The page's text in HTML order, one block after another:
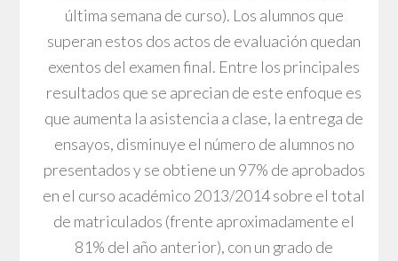
última semana de curso). Los alumnos que
superan estos dos actos de evaluación quedan
exentos del examen final. Entre los principales
resultados que se aprecian de este enfoque es
que aumenta la asistencia a clase, la entrega de
ensayos, disminuye el número de alumnos no
presentados y se obtiene un 97% de aprobados
en el curso académico 2013/2014 sobre el total
de matriculados (frente aproximadamente el
81% del año anterior), con un grado de